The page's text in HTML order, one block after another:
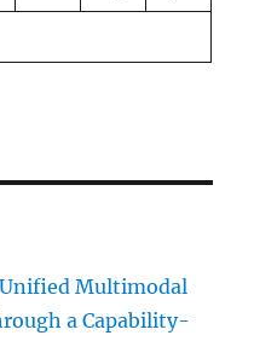
Multimodal
a Capability-